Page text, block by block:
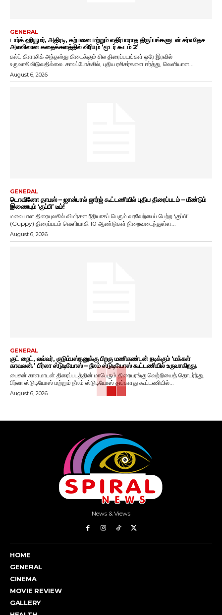
GENERAL
டார்க் ஹியூமர், அதிரடி, கற்பனை மற்றும் எதிர்பாராத திருப்பங்களுடன் சர்வதேச
அளவிலான கதைக்களத்தில் விரியும் ‘மூடர் கூடம் 2’
கல்ட் கிளாசிக் அந்தஸ்து கிடைக்கும் சில திரைப்படங்கள் ஒரே இரவில்
உருவாகிவிடுவதில்லை. காலப்போக்கில், புதிய ரசிகர்களை ஈர்த்து, வெளியான...
August 6, 2026
GENERAL
டொவினோ தாமஸ் – ஜான்பால் ஜார்ஜ் கூட்டணியில் புதிய திரைப்படம் – மீண்டும்
இணையும் ‘குப்பி’ டீம்!
மலையாள திரையுலகில் விமர்சன ரீதியாகப் பெரும் வரவேற்பைப் பெற்ற ‘குப்பி’
(Guppy) திரைப்படம் வெளியாகி 10 ஆண்டுகள் நிறைவடைந்துள்ள...
August 6, 2026
GENERAL
குட் நைட், லவ்வர், குடும்பஸ்தனுக்கு பிறகு மணிகண்டன் நடிக்கும் ‘மக்கள்
காவலன்.’ பிர்லா ஸ்டுடியோஸ் – நீலம் ஸ்டுடியோஸ் கூட்டணியில் உருவாகிறது.
பைசன் காளமாடன் திரைப்படத்தின் மாபெரும் திரையரங்கு வெற்றியைத் தொடர்ந்து,
பிர்லா ஸ்டுடியோஸ் மற்றும் நீலம் ஸ்டுடியோஸ் தங்களது கூட்டணியில்...
August 6, 2026
News & Views
HOME
GENERAL
CINEMA
MOVIE REVIEW
GALLERY